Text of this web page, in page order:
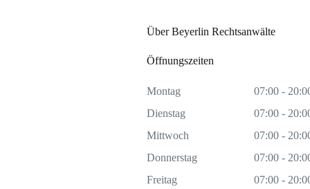
Über Beyerlin Rechtsanwälte
Öffnungszeiten
Montag
07:00 -
Dienstag
07:00 -
Mittwoch
07:00 -
Donnerstag
07:00 -
Freitag
07:00 -